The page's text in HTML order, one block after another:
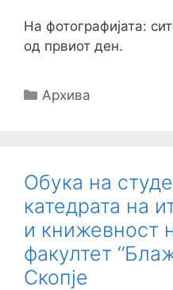
На фотографијата:
од првиот ден.
Categories
Архива
Обука на
катедрата на
и книжевност
факултет
Скопје